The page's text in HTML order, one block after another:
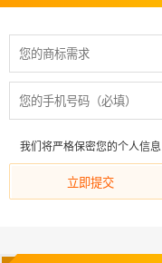
我们将严格保密您的个人信息